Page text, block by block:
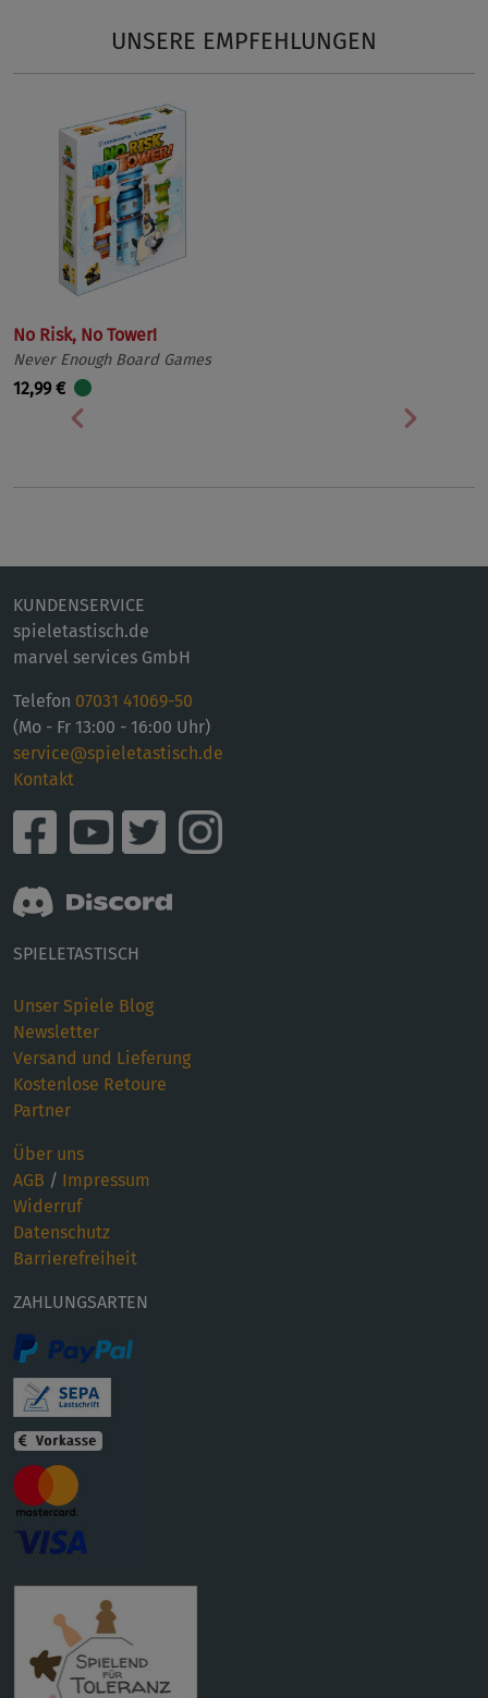
UNSERE EMPFEHLUNGEN
No Risk, No Tower!
Never Enough Board Games
12,99 €
Vorherige
KUNDENSERVICE
spieletastisch.de
marvel services GmbH
Telefon 07031 41069-50
(Mo - Fr 13:00 - 16:00 Uhr)
service@spieletastisch.de
Kontakt
SPIELETASTISCH
Unser Spiele Blog
Newsletter
Versand und Lieferung
Kostenlose Retoure
Partner
Über uns
AGB / Impressum
Widerruf
Datenschutz
Barrierefreiheit
ZAHLUNGSARTEN